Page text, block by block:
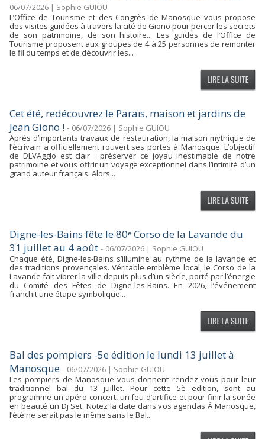
06/07/2026 | Sophie GUIOU
L’Office de Tourisme et des Congrès de Manosque vous propose
des visites guidées à travers la cité de Giono pour percer les secrets
de son patrimoine, de son histoire... Les guides de l’Office de
Tourisme proposent aux groupes de 4 à 25 personnes de remonter
le fil du temps et de découvrir les...
Cet été, redécouvrez le Paraïs, maison et jardins de
Jean Giono ! - 06/07/2026 | Sophie GUIOU
Après d’importants travaux de restauration, la maison mythique de
l’écrivain a officiellement rouvert ses portes à Manosque. L’objectif
de DLVAgglo est clair : préserver ce joyau inestimable de notre
patrimoine et vous offrir un voyage exceptionnel dans l’intimité d’un
grand auteur français. Alors...
Digne-les-Bains fête le 80ᵉ Corso de la Lavande du
31 juillet au 4 août - 06/07/2026 | Sophie GUIOU
Chaque été, Digne-les-Bains s’illumine au rythme de la lavande et
des traditions provençales. Véritable emblème local, le Corso de la
Lavande fait vibrer la ville depuis plus d’un siècle, porté par l’énergie
du Comité des Fêtes de Digne-les-Bains. En 2026, l’événement
franchit une étape symbolique...
Bal des pompiers -5e édition le lundi 13 juillet à
Manosque - 06/07/2026 | Sophie GUIOU
Les pompiers de Manosque vous donnent rendez-vous pour leur
traditionnel bal du 13 juillet. Pour cette 5è edition, sont au
programme un apéro-concert, un feu d’artifice et pour finir la soirée
en beauté un Dj Set. Notez la date dans vos agendas À Manosque,
l’été ne serait pas le même sans le Bal...